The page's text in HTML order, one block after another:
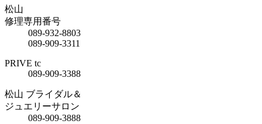
松山
修理専用番号
089-932-8803
089-909-3311
PRIVE tc
089-909-3388
松山 ブライダル＆
ジュエリーサロン
089-909-3888